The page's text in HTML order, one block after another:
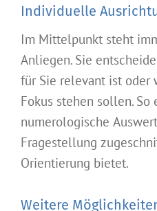
Individuelle
Im Mittelpunkt steht
Anliegen. Sie
für Sie relevant ist oder
Fokus stehen sollen. So
numerologische
Fragestellung
Orientierung bietet.
Weitere